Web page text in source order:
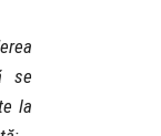
se
la